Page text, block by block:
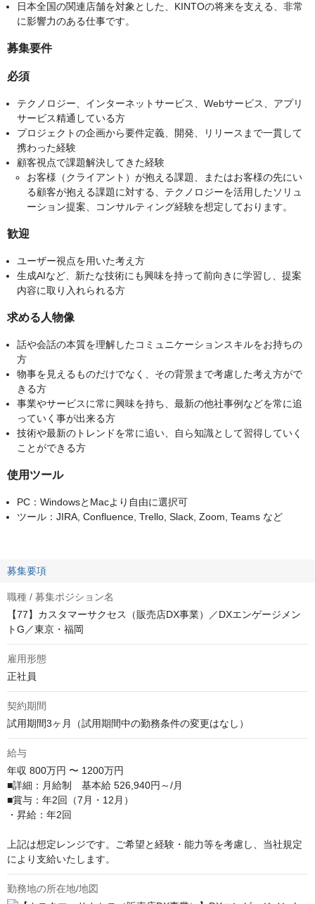
日本全国の関連店舗を対象とした、KINTOの将来を支える、非常
に影響力のある仕事です。
募集要件
必須
テクノロジー、インターネットサービス、Webサービス、アプリ
サービス精通している方
プロジェクトの企画から要件定義、開発、リリースまで一貫して
携わった経験
顧客視点で課題解決してきた経験
お客様（クライアント）が抱える課題、またはお客様の先にい
る顧客が抱える課題に対する、テクノロジーを活用したソリュ
ーション提案、コンサルティング経験を想定しております。
歓迎
ユーザー視点を用いた考え方
生成AIなど、新たな技術にも興味を持って前向きに学習し、提案
内容に取り入れられる方
求める人物像
話や会話の本質を理解したコミュニケーションスキルをお持ちの
方
物事を見えるものだけでなく、その背景まで考慮した考え方がで
きる方
事業やサービスに常に興味を持ち、最新の他社事例などを常に追
っていく事が出来る方
技術や最新のトレンドを常に追い、自ら知識として習得していく
ことができる方
使用ツール
PC：WindowsとMacより自由に選択可
ツール：JIRA, Confluence, Trello, Slack, Zoom, Teams など
募集要項
職種 / 募集ポジション名
【77】カスタマーサクセス（販売店DX事業）／DXエンゲージメン
トG／東京・福岡
雇用形態
正社員
契約期間
試用期間3ヶ月（試用期間中の勤務条件の変更はなし）
給与
年収 800万円 〜 1200万円
■詳細：月給制　基本給 526,940円～/月
■賞与：年2回（7月・12月）
・昇給：年2回
上記は想定レンジです。ご希望と経験・能力等を考慮し、当社規定
により支給いたします。
勤務地の所在地/地図